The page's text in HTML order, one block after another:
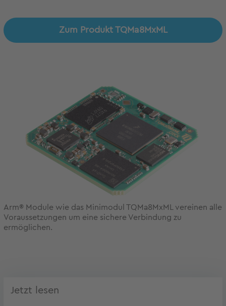
Zum Produkt TQMa8MxML
Arm® Module wie das Minimodul TQMa8MxML vereinen alle
Voraussetzungen um eine sichere Verbindung zu
ermöglichen.
Jetzt lesen